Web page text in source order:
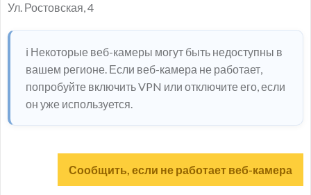
Ул. Ростовская, 4
ℹ️ Некоторые веб-камеры могут быть недоступны в
вашем регионе. Если веб-камера не работает,
попробуйте включить VPN или отключите его, если
он уже используется.
Сообщить, если не работает веб-камера